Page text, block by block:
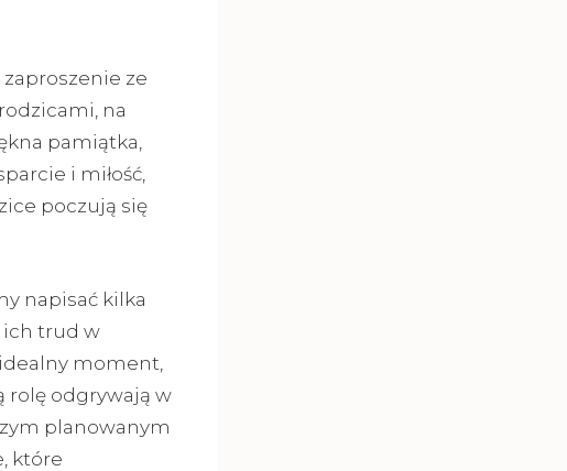
ze
na
pamiątka,
i miłość,
poczują się
napisać kilka
ich trud w
moment,
rolę odgrywają w
planowanym
które